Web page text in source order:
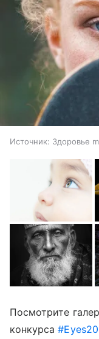
Источник: Здоровье
Посмотрите
конкурса